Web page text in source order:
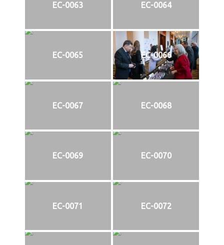
EC-0063 EC-0064
EC-0065 EC-0066
EC-0067 EC-0068
EC-0069 EC-0070
EC-0071 EC-0072